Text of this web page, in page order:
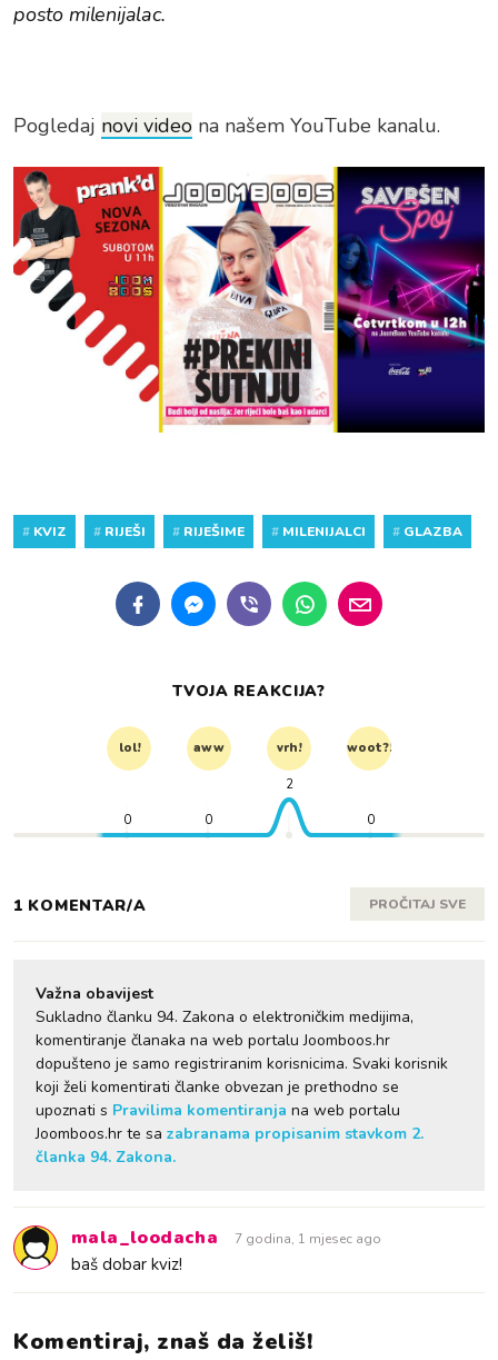
posto milenijalac.
Pogledaj novi video na našem YouTube kanalu.
# KVIZ # RIJEŠI # RIJEŠIME # MILENIJALCI # GLAZBA
TVOJA REAKCIJA?
lol! aww vrh! woot?!
0 0
2
0
1 KOMENTAR/A PROČITAJ SVE
Važna obavijest
Sukladno članku 94. Zakona o elektroničkim medijima,
komentiranje članaka na web portalu Joomboos.hr
dopušteno je samo registriranim korisnicima. Svaki korisnik
koji želi komentirati članke obvezan je prethodno se
upoznati s Pravilima komentiranja na web portalu
Joomboos.hr te sa zabranama propisanim stavkom 2.
članka 94. Zakona.
mala_loodacha 7 godina, 1 mjesec ago
baš dobar kviz!
Komentiraj, znaš da želiš!